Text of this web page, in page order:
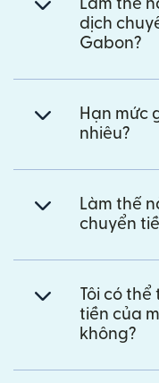
Làm thế
dịch
Gabon?
Hạn mức
nhiêu?
Làm thế
chuyển
Tôi có
tiền của
không?